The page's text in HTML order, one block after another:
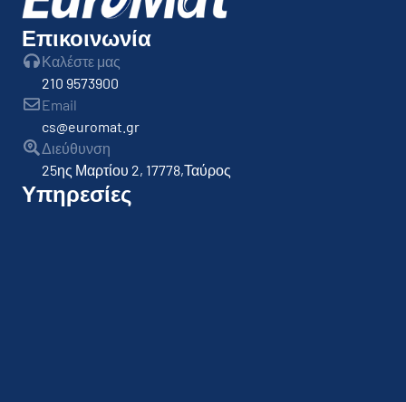
Επικοινωνία
Καλέστε μας
210 9573900
Email
cs@euromat.gr
Διεύθυνση
25ης Μαρτίου 2, 17778,Ταύρος
Υπηρεσίες